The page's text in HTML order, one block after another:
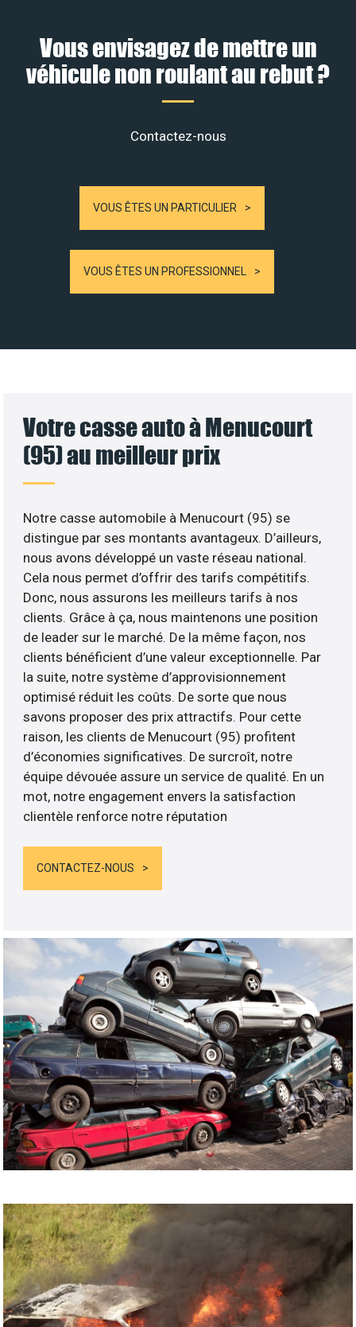
Vous envisagez de mettre un
véhicule non roulant au rebut ?
Contactez-nous
VOUS ÊTES UN PARTICULIER
VOUS ÊTES UN PROFESSIONNEL
Votre casse auto à Menucourt
(95) au meilleur prix
Notre casse automobile à Menucourt (95) se
distingue par ses montants avantageux. D’ailleurs,
nous avons développé un vaste réseau national.
Cela nous permet d’offrir des tarifs compétitifs.
Donc, nous assurons les meilleurs tarifs à nos
clients. Grâce à ça, nous maintenons une position
de leader sur le marché. De la même façon, nos
clients bénéficient d’une valeur exceptionnelle. Par
la suite, notre système d’approvisionnement
optimisé réduit les coûts. De sorte que nous
savons proposer des prix attractifs. Pour cette
raison, les clients de Menucourt (95) profitent
d’économies significatives. De surcroît, notre
équipe dévouée assure un service de qualité. En un
mot, notre engagement envers la satisfaction
clientèle renforce notre réputation
CONTACTEZ-NOUS